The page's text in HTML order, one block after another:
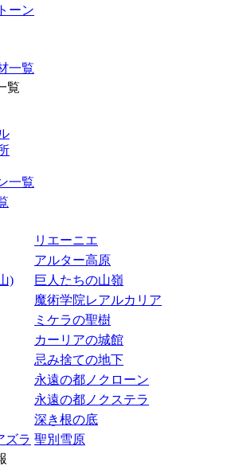
ーン
一覧
覧
一覧
リエーニエ
アルター高原
)
巨人たちの山嶺
魔術学院レアルカリア
ミケラの聖樹
カーリアの城館
忌み捨ての地下
永遠の都ノクローン
永遠の都ノクステラ
深き根の底
ズラ 聖別雪原